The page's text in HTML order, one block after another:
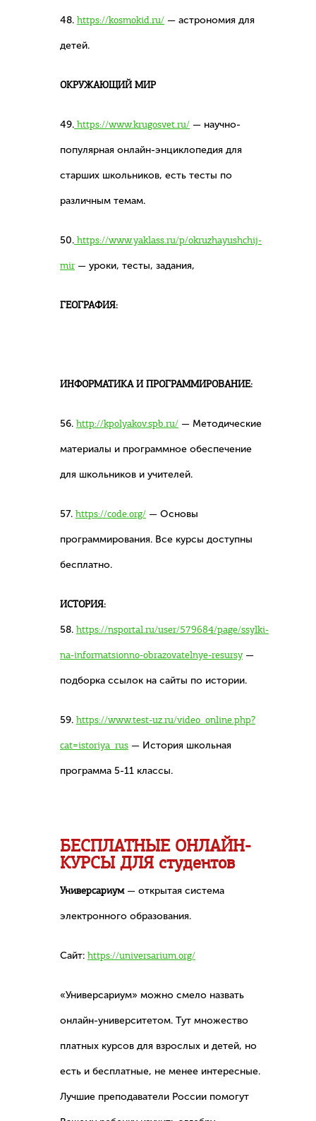
48. https://kosmokid.ru/ — астрономия для
детей.
ОКРУЖАЮЩИЙ МИР
49. https://www.krugosvet.ru/ — научно-
популярная онлайн-энциклопедия для
старших школьников, есть тесты по
различным темам.
50. https://www.yaklass.ru/p/okruzhayushchij-
mir— уроки, тесты, задания,
ГЕОГРАФИЯ:
ИНФОРМАТИКА И ПРОГРАММИРОВАНИЕ:
56. http://kpolyakov.spb.ru/ — Методические
материалы и программное обеспечение
для школьников и учителей.
57. https://code.org/ — Основы
программирования. Все курсы доступны
бесплатно.
ИСТОРИЯ:
58. https://nsportal.ru/user/579684/page/ssylki-
na-informatsionno-obrazovatelnye-resursy—
подборка ссылок на сайты по истории.
59. https://www.test-uz.ru/video_online.php?
cat=istoriya_rus — История школьная
программа 5-11 классы.
БЕСПЛАТНЫЕ ОНЛАЙН-
КУРСЫ ДЛЯ студентов
Универсариум— открытая система
электронного образования.
Cайт: https://universarium.org/
«Универсариум» можно смело назвать
онлайн-университетом. Тут множество
платных курсов для взрослых и детей, но
есть и бесплатные, не менее интересные.
Лучшие преподаватели России помогут